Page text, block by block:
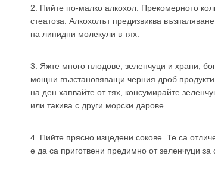
2. Пийте по-малко алкохол. Прекомерното
стеатоза. Алкохолът предизвиква
на липидни молекули в тях.
3. Яжте много плодове, зеленчуци и храни,
мощни възстановяващи черния дроб
на ден хапвайте от тях, консумирайте
или такива с други морски дарове.
4. Пийте прясно изцедени сокове. Те са
е да са приготвени предимно от зеленчуци за